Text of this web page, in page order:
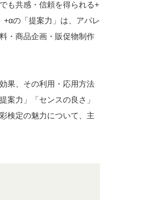
も共感・信頼を得られる+
の「提案力」は、アパレ
・商品企画・販促物制作
果、その利用・応用方法
案力」「センスの良さ」
検定の魅力について、主